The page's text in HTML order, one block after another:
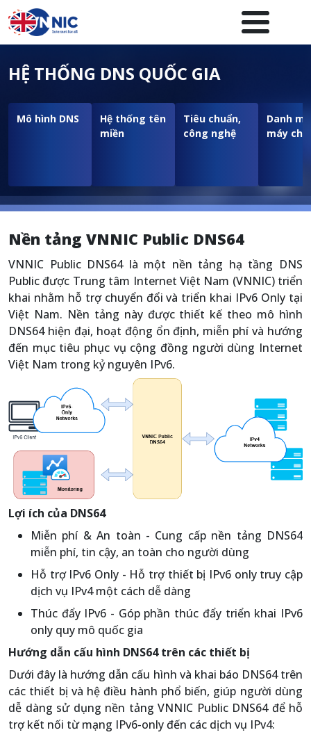
Nhảy đến nội dung
Menuheader của website
HỆ THỐNG DNS QUỐC GIA
Mô hình DNS
Hệ thống tên
miền
Tiêu chuẩn,
công nghệ
Danh
máy chủ
Nền tảng VNNIC Public DNS64
VNNIC Public DNS64 là một nền tảng hạ tầng DNS
Public được Trung tâm Internet Việt Nam (VNNIC) triển
khai nhằm hỗ trợ chuyển đổi và triển khai IPv6 Only tại
Việt Nam. Nền tảng này được thiết kế theo mô hình
DNS64 hiện đại, hoạt động ổn định, miễn phí và hướng
đến mục tiêu phục vụ cộng đồng người dùng Internet
Việt Nam trong kỷ nguyên IPv6.
Lợi ích của DNS64
Miễn phí & An toàn - Cung cấp nền tảng DNS64
miễn phí, tin cậy, an toàn cho người dùng
Hỗ trợ IPv6 Only - Hỗ trợ thiết bị IPv6 only truy cập
dịch vụ IPv4 một cách dễ dàng
Thúc đẩy IPv6 - Góp phần thúc đẩy triển khai IPv6
only quy mô quốc gia
Hướng dẫn cấu hình DNS64 trên các thiết bị
Dưới đây là hướng dẫn cấu hình và khai báo DNS64 trên
các thiết bị và hệ điều hành phổ biến, giúp người dùng
dễ dàng sử dụng nền tảng VNNIC Public DNS64 để hỗ
trợ kết nối từ mạng IPv6-only đến các dịch vụ IPv4: